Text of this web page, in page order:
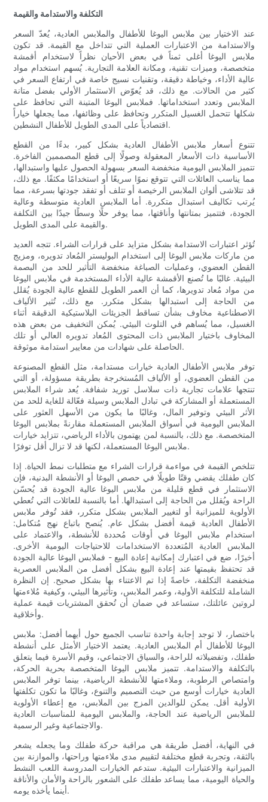
التكلفة والاستدامة والقيمة
عند الاختيار بين ملابس اليوغا للأطفال والملابس العادية، يُعدّ السعر
والاستدامة من الاعتبارات العملية التي تتداخل مع القيمة. قد تكون
ملابس اليوغا أغلى ثمناً في بعض الأحيان نظراً لاستخدام أقمشة
متخصصة، وميزات تقنية، ومكانة العلامة التجارية. يُسهم استخدام مواد
عالية الأداء، وخياطة دقيقة، وتقنيات نسيج خاصة في ارتفاع السعر في
كثير من الحالات. مع ذلك، قد يُعوّض الاستثمار الأولي بفضل متانة
الملابس وتعدد استخداماتها. فملابس اليوغا المتينة التي تحافظ على
شكلها تتحمل الغسيل المتكرر وتحافظ على وظائفها، مما يجعلها خياراً
اقتصادياً على المدى الطويل للأطفال النشطين.
تتنوع أسعار ملابس الأطفال العادية بشكل كبير، بدءًا من القطع
الأساسية ذات الأسعار المعقولة وصولًا إلى قطع المصممين الفاخرة.
تتميز الملابس اليومية منخفضة السعر بسهولة الحصول عليها واستبدالها،
مما يناسب العائلات التي تتوقع نموًا سريعًا أو استخدامًا مكثفًا. مع ذلك،
قد تتلاشى ألوان الملابس الرخيصة أو تتلف أو تفقد جودتها بسرعة، مما
يُرتب تكاليف استبدال متكررة. أما الملابس العادية متوسطة وعالية
الجودة، فتتميز بمتانتها وأناقتها، مما يوفر حلًا وسطًا جيدًا بين التكلفة
والقيمة على المدى الطويل.
تُؤثر اعتبارات الاستدامة بشكل متزايد على قرارات الشراء. تتجه العديد
من ماركات ملابس اليوغا إلى استخدام البوليستر المُعاد تدويره، ومزيج
القطن العضوي، وعمليات الصباغة منخفضة التأثير للحد من البصمة
البيئية. غالبًا ما تُصنع الأقمشة عالية الأداء المستخدمة في ملابس اليوغا
من مواد مُعاد تدويرها، كما أن العمر الطويل للقطع عالية الجودة يُقلل
من الحاجة إلى استبدالها بشكل متكرر. مع ذلك، تُثير الألياف
الاصطناعية مخاوف بشأن تساقط الجزيئات البلاستيكية الدقيقة أثناء
الغسيل، مما يُساهم في التلوث البيئي. يُمكن التخفيف من بعض هذه
المخاوف باختيار الملابس ذات المحتوى المُعاد تدويره العالي أو تلك
الحاصلة على شهادات من معايير استدامة موثوقة.
توفر ملابس الأطفال العادية خيارات مستدامة، مثل القطع المصنوعة
من القطن العضوي، أو الألياف المُستخرجة بطريقة مسؤولة، أو التي
تنتجها علامات تجارية ذات سلاسل توريد شفافة. يُعد شراء الملابس
المستعملة أو المشاركة في تبادل الملابس وسيلة فعّالة للغاية للحد من
الأثر البيئي وتوفير المال، وغالبًا ما يكون من الأسهل العثور على
الملابس اليومية في أسواق الملابس المستعملة مقارنةً بملابس اليوغا
المتخصصة. مع ذلك، بالنسبة لمن يهتمون بالأداء الرياضي، تتزايد خيارات
ملابس اليوغا المستعملة، لكنها قد لا تزال أقل توفرًا.
تتلخص القيمة في مواءمة قرارات الشراء مع متطلبات نمط الحياة. إذا
كان طفلك يقضي وقتًا طويلًا في حصص اليوغا أو الأنشطة البدنية، فإن
الاستثمار في قطع قليلة من ملابس اليوغا عالية الجودة قد يُحسّن
الراحة ويُقلل من الحاجة إلى استبدالها. أما بالنسبة للعائلات التي تُعطي
الأولوية للميزانية أو لتغيير الملابس بشكل متكرر، فقد تُوفر ملابس
الأطفال العادية قيمة أفضل بشكل عام. يُنصح باتباع نهج مُتكامل:
استخدام ملابس اليوغا في أوقات مُحددة للأنشطة، والاعتماد على
الملابس العادية المُتعددة الاستخدامات للاحتياجات اليومية الأخرى.
أخيرًا، ضع في اعتبارك إمكانية إعادة البيع - فملابس اليوغا عالية الجودة
قد تحتفظ بقيمتها عند إعادة البيع بشكل أفضل من الملابس العصرية
منخفضة التكلفة، خاصةً إذا تم الاعتناء بها بشكل صحيح. إن النظرة
الشاملة للتكلفة الأولية، وعمر الملابس، وتأثيرها البيئي، وكيفية مُلاءمتها
لروتين عائلتك، ستساعد في ضمان أن تُحقق المشتريات قيمة عملية
وأخلاقية.
باختصار، لا توجد إجابة واحدة تناسب الجميع حول أيهما أفضل: ملابس
اليوغا للأطفال أم الملابس العادية. يعتمد الاختيار الأمثل على أنشطة
طفلك، وتفضيلاته للراحة، والسياق الاجتماعي، وقيم الأسرة فيما يتعلق
بالتكلفة والاستدامة. تتميز ملابس اليوغا المتخصصة بحرية الحركة،
وامتصاص الرطوبة، وملاءمتها للأنشطة الرياضية، بينما توفر الملابس
العادية خيارات أوسع من حيث التصميم والتنوع، وغالبًا ما تكون تكلفتها
الأولية أقل. يمكن للوالدين المزج بين الملابس، مع إعطاء الأولوية
للملابس الرياضية عند الحاجة، والملابس اليومية للمناسبات العادية
والاجتماعية وغير الرسمية.
في النهاية، أفضل طريقة هي مراقبة حركة طفلك وما يجعله يشعر
بالثقة، وتجربة قطع مختلفة لتقييم مدى ملاءمتها وراحتها، والموازنة بين
الميزانية والاعتبارات البيئية. ستدعم الخيارات المدروسة اللعب النشط
والحياة اليومية، مما يساعد طفلك على الشعور بالراحة والأمان والأناقة
أينما يأخذه يومه.